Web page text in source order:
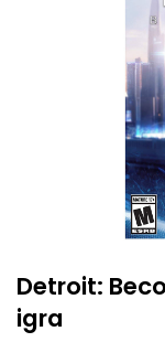
Detroit:
igra